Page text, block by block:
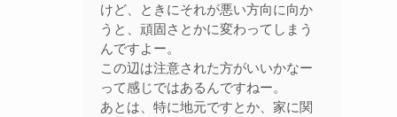
けど、ときにそれが悪い方向に向か
うと、頑固さとかに変わってしまう
んですよー。
この辺は注意された方がいいかなー
って感じではあるんですねー。
あとは、特に地元ですとか、家に関